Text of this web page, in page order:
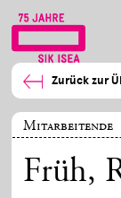
Zurück zur
Mitarbeitende
Früh,